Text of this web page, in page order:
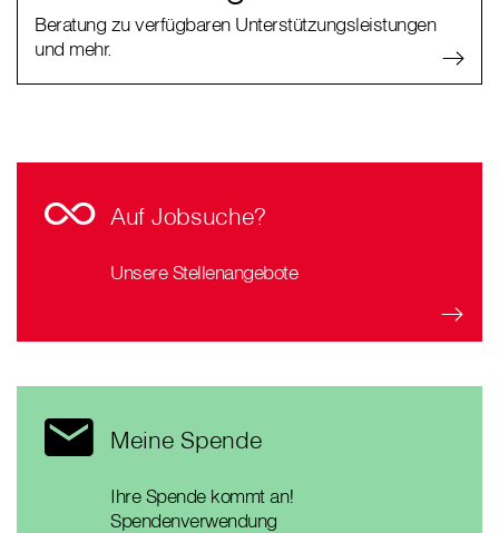
Beratung zu verfügbaren Unterstützungsleistungen
und mehr.
Auf Jobsuche?
Unsere Stellenangebote
Meine Spende
Ihre Spende kommt an!
Spendenverwendung